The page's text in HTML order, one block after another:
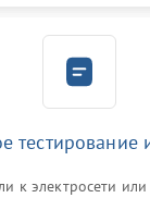
тестирование
к электросети или